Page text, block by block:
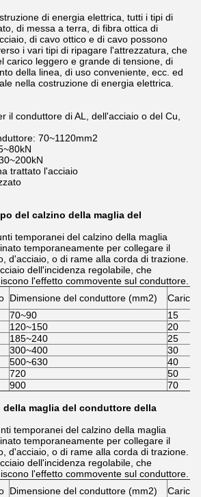
di energia elettrica, tutti i tipi di
di messa a terra, di fibra ottica di
di cavo ottico e di cavo possono
i vari tipi di ripagare l'attrezzatura, che
carico leggero e grande di tensione, di
della linea, di uso conveniente, ecc. ed
nella costruzione di energia elettrica.
il conduttore di AL, dell'acciaio o del Cu,
70~1120mm2
trattato l'acciaio
del calzino della maglia del
temporanei del calzino della maglia
temporaneamente per collegare il
d'acciaio, o di rame alla corda di trazione.
dell'incidenza regolabile, che
l'effetto commovente sul conduttore.
Dimensione del conduttore (mm2)
Carico
70~90
15
120~150
20
185~240
25
300~400
30
500~630
40
720
50
900 70
maglia del conduttore della
temporanei del calzino della maglia
temporaneamente per collegare il
d'acciaio, o di rame alla corda di trazione.
dell'incidenza regolabile, che
l'effetto commovente sul conduttore.
Dimensione del conduttore (mm2)
Carico